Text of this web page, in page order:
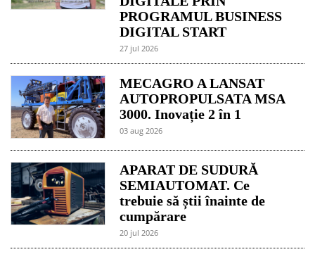
PROGRAMUL BUSINESS
DIGITAL START
27 jul 2026
MECAGRO A LANSAT
AUTOPROPULSATA MSA
3000. Inovație 2 în 1
03 aug 2026
APARAT DE SUDURĂ
SEMIAUTOMAT. Ce
trebuie să știi înainte de
cumpărare
20 jul 2026